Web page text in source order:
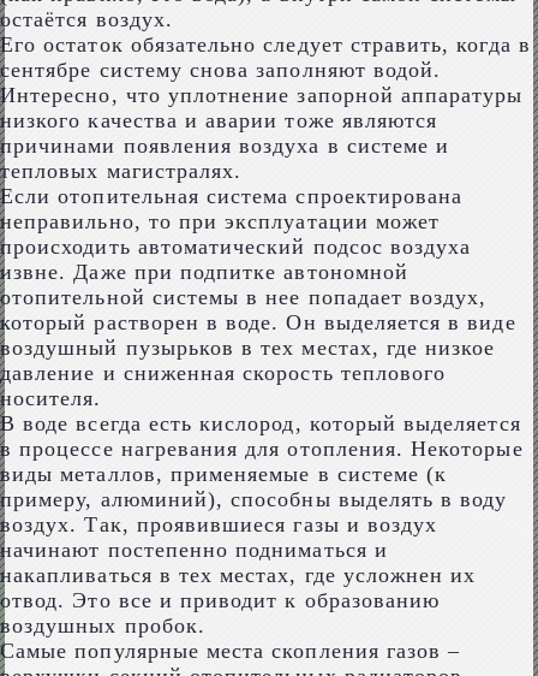
остаётся воздух.
Его остаток обязательно следует стравить, когда в
сентябре систему снова заполняют водой.
Интересно, что уплотнение запорной аппаратуры
низкого качества и аварии тоже являются
причинами появления воздуха в системе и
тепловых магистралях.
Если отопительная система спроектирована
неправильно, то при эксплуатации может
происходить автоматический подсос воздуха
извне. Даже при подпитке автономной
отопительной системы в нее попадает воздух,
который растворен в воде. Он выделяется в виде
воздушный пузырьков в тех местах, где низкое
давление и сниженная скорость теплового
носителя.
В воде всегда есть кислород, который выделяется
в процессе нагревания для отопления. Некоторые
виды металлов, применяемые в системе (к
примеру, алюминий), способны выделять в воду
воздух. Так, проявившиеся газы и воздух
начинают постепенно подниматься и
накапливаться в тех местах, где усложнен их
отвод. Это все и приводит к образованию
воздушных пробок.
Самые популярные места скопления газов –